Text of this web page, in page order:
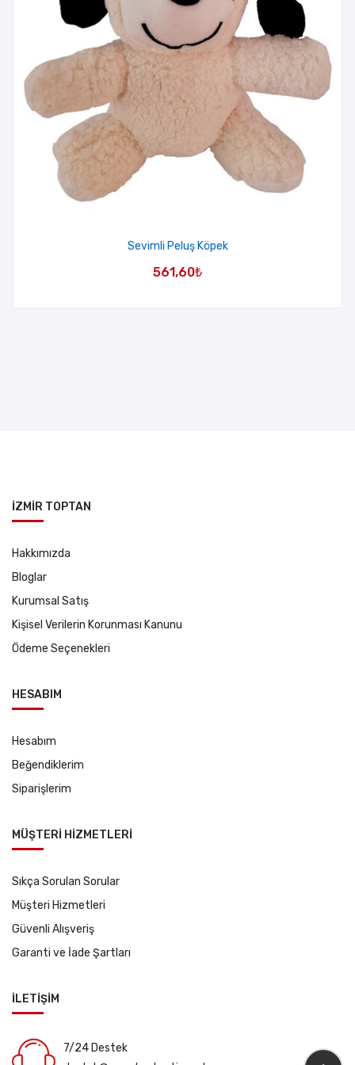
Sevimli Peluş Köpek
561,60₺
İZMİR TOPTAN
Hakkımızda
Bloglar
Kurumsal Satış
Kişisel Verilerin Korunması Kanunu
Ödeme Seçenekleri
HESABIM
Hesabım
Beğendiklerim
Siparişlerim
MÜŞTERİ HİZMETLERİ
Sıkça Sorulan Sorular
Müşteri Hizmetleri
Güvenli Alışveriş
Garanti ve İade Şartları
İLETİŞİM
7/24 Destek